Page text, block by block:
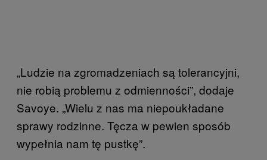
„Ludzie na zgromadzeniach są tolerancyjni,
nie robią problemu z odmienności”, dodaje
Savoye. „Wielu z nas ma niepoukładane
sprawy rodzinne. Tęcza w pewien sposób
wypełnia nam tę pustkę”.